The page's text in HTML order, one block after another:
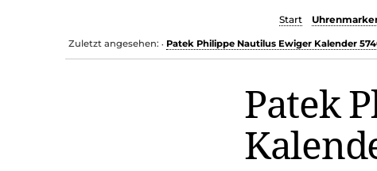
Start
Zuletzt angesehen: • Patek Philippe Nautilus Ewiger Kalender
Patek